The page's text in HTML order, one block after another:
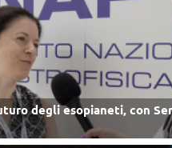
degli esopianeti, con